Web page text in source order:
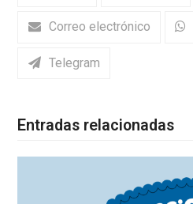
Correo electrónico
Telegram
Entradas relacionadas